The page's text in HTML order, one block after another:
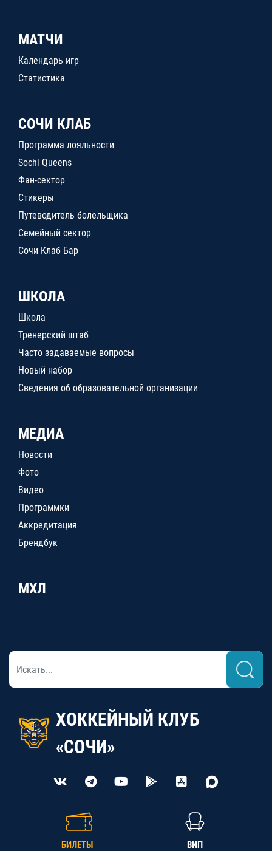
МАТЧИ
Календарь игр
Статистика
СОЧИ КЛАБ
Программа лояльности
Sochi Queens
Фан-сектор
Стикеры
Путеводитель болельщика
Семейный сектор
Сочи Клаб Бар
ШКОЛА
Школа
Тренерский штаб
Часто задаваемые вопросы
Новый набор
Сведения об образовательной организации
МЕДИА
Новости
Фото
Видео
Программки
Аккредитация
Брендбук
МХЛ
ХОККЕЙНЫЙ КЛУБ
«СОЧИ»
БИЛЕТЫ ВИП